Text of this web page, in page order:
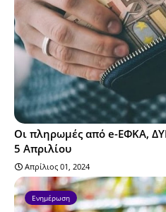
Οι πληρωμές από e-ΕΦΚΑ,
5 Απριλίου
Απρίλιος 01, 2024
Ενημέρωση